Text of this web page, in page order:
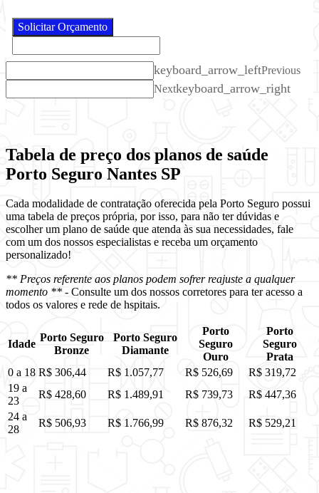
Solicitar Orçamento
keyboard_arrow_leftPrevious
Nextkeyboard_arrow_right
Tabela de preço dos planos de saúde
Porto Seguro Nantes SP
Cada modalidade de contratação oferecida pela Porto Seguro possui
uma tabela de preços própria, por isso, para não ter dúvidas e
escolher um plano de saúde que atenda às sua necessidades, fale
com um dos nossos especialistas e receba um orçamento
personalizado!
** Preços referente aos planos podem sofrer reajuste a qualquer
momento ** - Consulte um dos nossos corretores para ter acesso a
todos os valores e rede de hspitais.
Idade
Porto Seguro
Bronze
Porto Seguro
Diamante
Porto
Seguro
Ouro
Porto
Seguro
Prata
0 a 18 R$ 306,44 R$ 1.057,77 R$ 526,69
R$ 319,72
19 a
23
R$ 428,60 R$ 1.489,91 R$ 739,73
R$ 447,36
24 a
28
R$ 506,93 R$ 1.766,99 R$ 876,32 R$ 529,21